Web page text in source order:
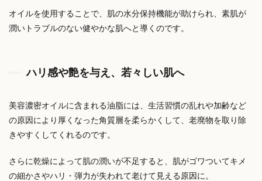
オイルを使用することで、肌の水分保持機能が助けられ、素肌が
潤い トラブルのない健やかな肌へと導くのです。
ハリ感や艶を与え、若々しい肌へ
美容濃密オイルに含まれる油脂には、生活習慣の乱れや加齢など
の原因により厚くなった角質層を柔らかくして、老廃物を取り除
きやすくしてくれるのです。
さらに乾燥によって肌の潤いが不足すると、肌がゴワついてキメ
の細かさやハリ・弾力が失われて老けて見える原因に。